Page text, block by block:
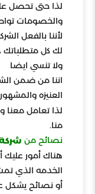
لذا حتى تحصل
والخصومات
لأننا بالفعل
لك كل متطلباتك ،
ولا تنسي ايضا
اننا من ضمن
العنيزه
لذا تعامل
منا.
نصائح من
هناك أمور عليك
الخدمه الذي
أو نصائح